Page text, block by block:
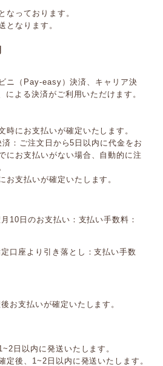
なっております。
となります。
ニ（Pay-easy）決済、キャリア決
よる決済がご利用いただけます。
時にお支払いが確定いたします。
：ご注文日から5日以内に代金をお
にお支払いがない場合、自動的に注
お支払いが確定いたします。
10日のお支払い：支払い手数料：
口座より引き落とし：支払い手数
お支払いが確定いたします。
日以内に発送いたします。
定後、1~2日以内に発送いたします。